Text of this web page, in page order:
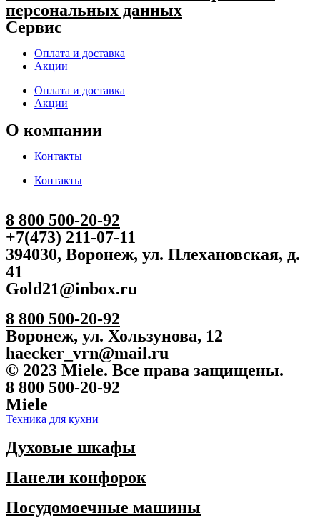
персональных данных
Сервис
Оплата и доставка
Акции
Оплата и доставка
Акции
О компании
Контакты
Контакты
8 800 500-20-92
+7(473) 211-07-11
394030, Воронеж, ул. Плехановская, д.
41
Gold21@inbox.ru
8 800 500-20-92
Воронеж, ул. Хользунова, 12
haecker_vrn@mail.ru
© 2023 Miele. Все права защищены.
8 800 500-20-92
Miele
Техника для кухни
Духовые шкафы
Панели конфорок
Посудомоечные машины